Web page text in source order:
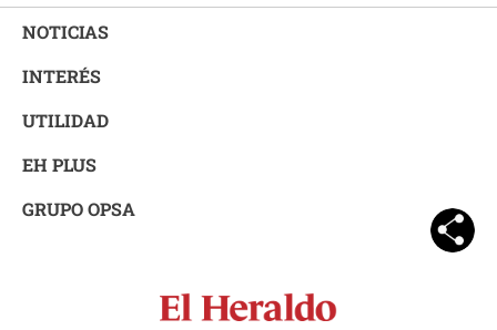
NOTICIAS
INTERÉS
UTILIDAD
EH PLUS
GRUPO OPSA